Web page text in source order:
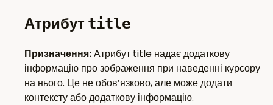
Атрибут title
Призначення:Атрибут title надає додаткову
інформацію про зображення при наведенні курсору
на нього. Це не обов’язково, але може додати
контексту або додаткову інформацію.